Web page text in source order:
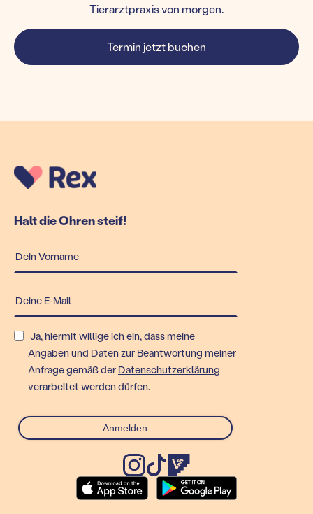
Tierarztpraxis von morgen.
Termin jetzt buchen
Halt die Ohren steif!
Ja, hiermit willige ich ein, dass meine
Angaben und Daten zur Beantwortung meiner
Anfrage gemäß der Datenschutzerklärung
verarbeitet werden dürfen.